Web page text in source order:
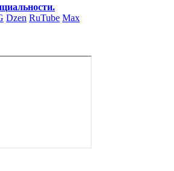
Dzen RuTube Max